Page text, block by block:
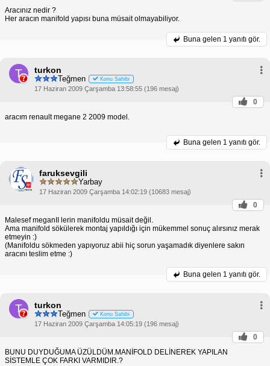
Aracınız nedir ?
Her aracın manifold yapısı buna müsait olmayabiliyor.
Buna gelen 1 yanıtı gör.
T turkon
Teğmen Konu Sahibi
17 Haziran 2009 Çarşamba 13:58:55 (196 mesaj)
0
aracım renault megane 2 2009 model.
Buna gelen 1 yanıtı gör.
faruksevgili
Yarbay
17 Haziran 2009 Çarşamba 14:02:19 (10683 mesaj)
0
Malesef meganII lerin manifoldu müsait değil.
Ama manifold sökülerek montaj yapıldığı için mükemmel sonuç alırsınız merak
etmeyin :)
(Manifoldu sökmeden yapıyoruz abii hiç sorun yaşamadık diyenlere sakın
aracını teslim etme :)
Buna gelen 1 yanıtı gör.
T turkon
Teğmen Konu Sahibi
17 Haziran 2009 Çarşamba 14:05:19 (196 mesaj)
0
BUNU DUYDUĞUMA ÜZÜLDÜM.MANİFOLD DELİNEREK YAPILAN
SİSTEMLE ÇOK FARKI VARMIDIR.?